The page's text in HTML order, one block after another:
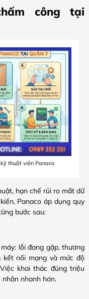
công tại
thuật viên Panaco
hạn chế rủi ro mất dữ
Panaco áp dụng quy
bước sau:
lỗi đang gặp, thương
kết nối mạng và mức độ
khai thác đúng triệu
nhanh hơn.